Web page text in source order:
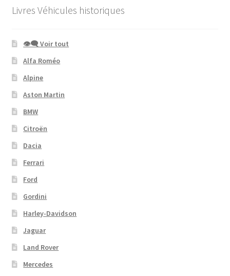
Livres Véhicules historiques
👁‍🗨 Voir tout
Alfa Roméo
Alpine
Aston Martin
BMW
Citroën
Dacia
Ferrari
Ford
Gordini
Harley-Davidson
Jaguar
Land Rover
Mercedes